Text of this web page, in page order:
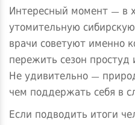
Интересный момент — в
утомительную
врачи советуют именно
пережить сезон
Не удивительно —
чем поддержать себя в
Если подводить итоги